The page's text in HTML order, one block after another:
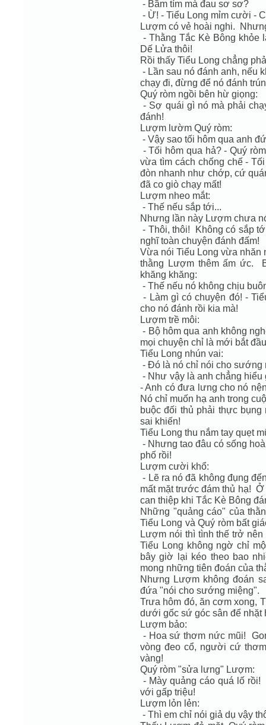
- Bầm tím mà đau sơ sơ?
- Ừ! - Tiểu Long mỉm cười -
Lượm có vẻ hoài nghi.
- Thằng Tắc Kè Bông khỏe
Dế Lửa thôi!
Rồi thấy Tiểu Long chẳng
- Lần sau nó đánh anh, nếu
chạy đi, đừng để nó đánh
Quý ròm ngồi bên hừ giọng:
- Sợ quái gì nó mà phải
đánh!
Lượm lườm Quý ròm:
- Vậy sao tối hôm qua anh
- Tối hôm qua hả? - Quý
vừa tìm cách chống chế -
đòn nhanh như chớp, cứ
đã co giò chạy mất!
Lượm nheo mắt:
- Thế nếu sắp tới...
Nhưng lần này Lượm chưa
- Thôi, thôi! Không có sắp
nghĩ toàn chuyện đánh đấm!
Vừa nói Tiểu Long vừa
thằng Lượm thêm ấm ức.
khăng khăng:
- Thế nếu nó không chịu
- Làm gì có chuyện đó! -
cho nó đánh rồi kia mà!
Lượm trề môi:
- Bộ hôm qua anh không
mọi chuyện chỉ là mới bắt
Tiểu Long nhún vai:
- Đó là nó chỉ nói cho sướng
- Như vậy là anh chẳng
- Anh có đưa lưng cho nó
Nó chỉ muốn hạ anh trong
buộc đối thủ phải thực
sai khiến!
Tiểu Long thu nắm tay quẹt
- Nhưng tao đâu có sống
phố rồi!
Lượm cười khổ:
- Lẽ ra nó đã không đụng
mất mặt trước đám thủ hạ!
can thiệp khi Tắc Kè Bông
Những "quảng cáo" của
Tiểu Long và Quý ròm bất
Lượm nói thì tình thế trở
Tiểu Long không ngờ chỉ
bây giờ lại kéo theo bao
mong những tiên đoán của
Nhưng Lượm không đoán
đứa "nói cho sướng miệng".
Trưa hôm đó, ăn cơm xong,
dưới gốc sứ góc sân để nhặt
Lượm bảo:
- Hoa sứ thơm nức mũi!
vòng đeo cổ, người cứ
vàng!
Quý ròm "sửa lưng" Lượm:
- Mày quảng cáo quá lố
với gấp triệu!
Lượm lỏn lẻn:
- Thì em chỉ nói giả dụ vậy